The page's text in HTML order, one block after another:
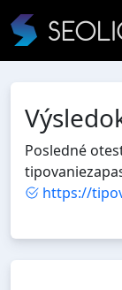
Posledné
https://